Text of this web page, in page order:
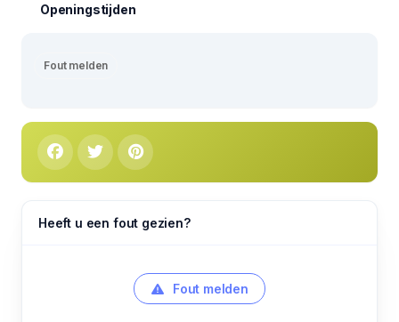
Openingstijden
Fout melden
Heeft u een fout gezien?
Fout melden